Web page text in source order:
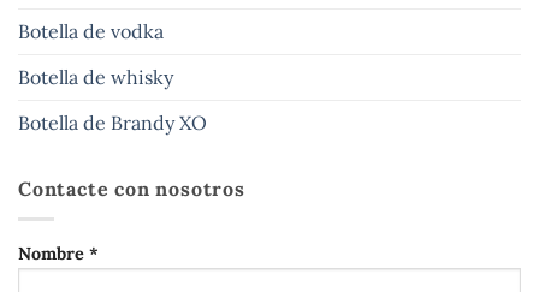
Botella de vodka
Botella de whisky
Botella de Brandy XO
Contacte con nosotros
Nombre *